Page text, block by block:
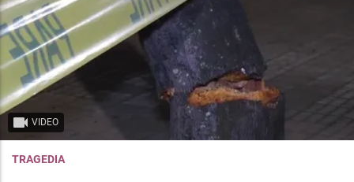
VIDEO
TRAGEDIA